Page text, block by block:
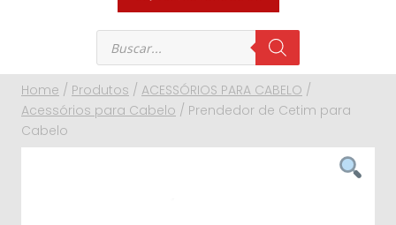
Home / Produtos / ACESSÓRIOS PARA CABELO /
Acessórios para Cabelo / Prendedor de Cetim para
Cabelo